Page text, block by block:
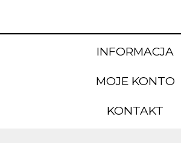
INFORMACJA
MOJE KONTO
KONTAKT